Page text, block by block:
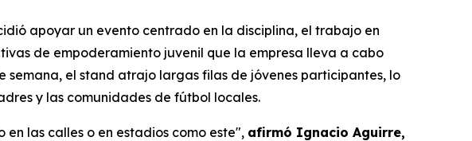
apoyar un evento centrado en la disciplina, el trabajo en
de empoderamiento juvenil que la empresa lleva a cabo
el stand atrajo largas filas de jóvenes participantes, lo
y las comunidades de fútbol locales.
las calles o en estadios como este", afirmó Ignacio Aguirre,